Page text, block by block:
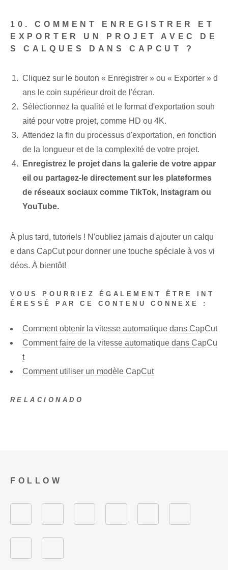
10. COMMENT ENREGISTRER ET
EXPORTER UN PROJET AVEC DE
S CALQUES DANS CAPCUT ?
Cliquez sur le bouton « Enregistrer » ou « Exporter » d
ans le coin supérieur droit de l'écran.
Sélectionnez la qualité et le format d'exportation souh
aité pour votre projet, comme HD ou 4K.
Attendez la fin du processus d'exportation, en fonction
de la longueur et de la complexité de votre projet.
Enregistrez le projet dans la galerie de votre appar
eil ou partagez-le directement sur les plateformes
de réseaux sociaux comme TikTok, Instagram ou
YouTube.
À plus tard, tutoriels ! N'oubliez jamais d'ajouter un calqu
e dans CapCut pour donner une touche spéciale à vos vi
déos. À bientôt!
VOUS POURRIEZ ÉGALEMENT ÊTRE INT
ÉRESSÉ PAR CE CONTENU CONNEXE :
Comment obtenir la vitesse automatique dans CapCut
Comment faire de la vitesse automatique dans CapCu
t
Comment utiliser un modèle CapCut
RELACIONADO
FOLLOW